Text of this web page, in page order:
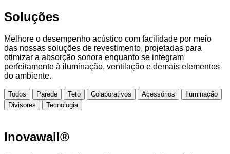
Soluções
Melhore o desempenho acústico com facilidade por meio
das nossas soluções de revestimento, projetadas para
otimizar a absorção sonora enquanto se integram
perfeitamente à iluminação, ventilação e demais elementos
do ambiente.
Todos Parede Teto Colaborativos Acessórios
Iluminação
Divisores
Tecnologia
Inovawall®